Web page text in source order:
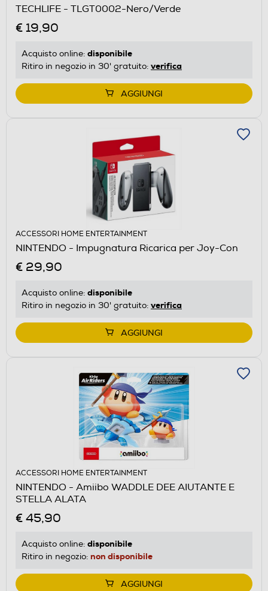
TECHLIFE - TLGT0002-Nero/Verde
€ 19,90
Acquisto online: disponibile
Ritiro in negozio in 30' gratuito: verifica
AGGIUNGI
ACCESSORI HOME ENTERTAINMENT
NINTENDO - Impugnatura Ricarica per Joy-Con
€ 29,90
Acquisto online: disponibile
Ritiro in negozio in 30' gratuito: verifica
AGGIUNGI
ACCESSORI HOME ENTERTAINMENT
NINTENDO - Amiibo WADDLE DEE AIUTANTE E
STELLA ALATA
€ 45,90
Acquisto online: disponibile
Ritiro in negozio: non disponibile
AGGIUNGI